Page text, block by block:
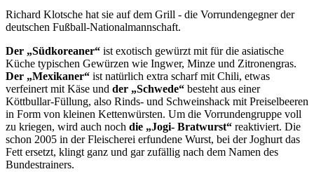
Richard Klotsche hat sie auf dem Grill - die Vorrundengegner der
deutschen Fußball-Nationalmannschaft.
Der „Südkoreaner“ ist exotisch gewürzt mit für die asiatische
Küche typischen Gewürzen wie Ingwer, Minze und Zitronengras.
Der „Mexikaner“ ist natürlich extra scharf mit Chili, etwas
verfeinert mit Käse und der „Schwede“ besteht aus einer
Köttbullar-Füllung, also Rinds- und Schweinshack mit Preiselbeeren
in Form von kleinen Kettenwürsten. Um die Vorrundengruppe voll
zu kriegen, wird auch noch die „Jogi- Bratwurst“ reaktiviert. Die
schon 2005 in der Fleischerei erfundene Wurst, bei der Joghurt das
Fett ersetzt, klingt ganz und gar zufällig nach dem Namen des
Bundestrainers.